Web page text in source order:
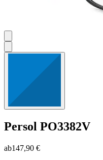
Persol PO3382V
ab147,90 €